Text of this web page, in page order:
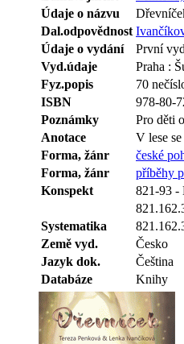
Údaje o názvu
Dal.odpovědnost
Údaje o vydání
První
Vyd.údaje
Praha :
Fyz.popis
70
ISBN
978-80-
Poznámky
Pro děti
Anotace
V lese
Forma, žánr
české
Forma, žánr
příběhy
Konspekt
821-93 -
Systematika
Země vyd.
Česko
Jazyk dok.
Čeština
Databáze
Knihy